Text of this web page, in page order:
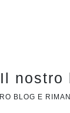
Il nostro
BLOG E